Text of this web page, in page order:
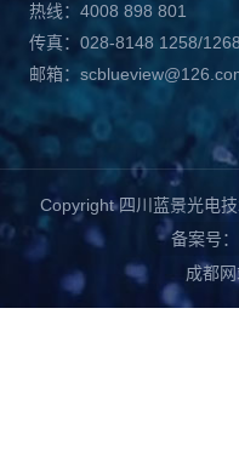
热线：4008 898 801
传真：028-8148 1258/1268
邮箱：
Copyright 四川蓝景光电
备案号
成都